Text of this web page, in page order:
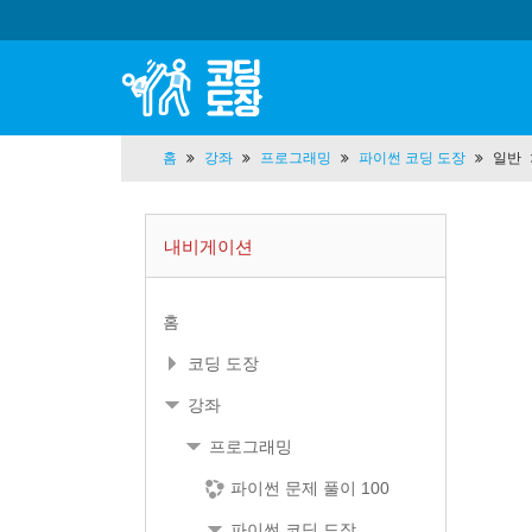
홈 강좌 프로그래밍 파이썬 코딩 도장 일반
내비게이션
홈
코딩 도장
강좌
프로그래밍
파이썬 문제 풀이 100